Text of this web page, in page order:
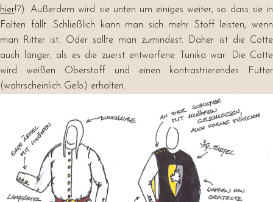
hier!?). Außerdem wird sie unten um einiges weiter, so dass sie in
Falten fällt. Schließlich kann man sich mehr Stoff leisten, wenn
man Ritter ist. Oder sollte man zumindest. Daher ist die Cotte
auch länger, als es die zuerst entworfene Tunika war. Die Cotte
wird weißen Oberstoff und einen kontrastrierendes Futter
(wahrscheinlich Gelb) erhalten.